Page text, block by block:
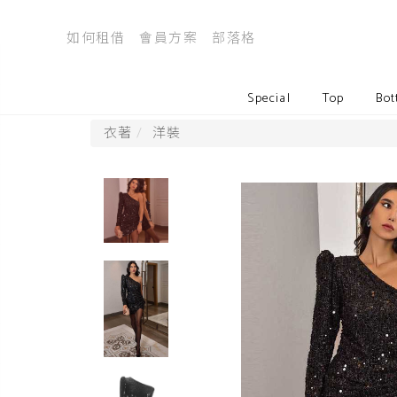
如何租借 會員方案 部落格
Special Top
衣著 洋裝